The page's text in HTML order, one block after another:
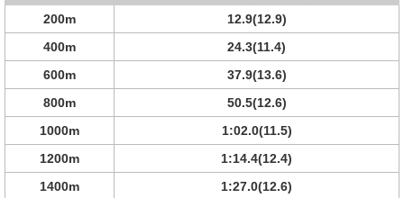
200m
12.9(12.9)
400m
24.3(11.4)
600m
37.9(13.6)
800m
50.5(12.6)
1000m
1:02.0(11.5)
1200m
1:14.4(12.4)
1400m
1:27.0(12.6)